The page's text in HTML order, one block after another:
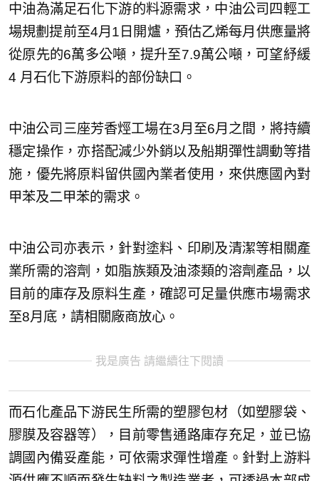
中油為滿足石化下游的料源需求，中油公司四輕工
場規劃提前至4月1日開爐，預估乙烯每月供應量將
從原先的6萬多公噸，提升至7.9萬公噸，可望紓緩
4 月石化下游原料的部份缺口。
中油公司三座芳香烴工場在3月至6月之間，將持續
穩定操作，亦搭配減少外銷以及船期彈性調動等措
施，優先將原料留供國內業者使用，來供應國內對
甲苯及二甲苯的需求。
中油公司亦表示，針對塗料、印刷及清潔等相關產
業所需的溶劑，如脂族類及油漆類的溶劑產品，以
目前的庫存及原料生產，確認可足量供應市場需求
至8月底，請相關廠商放心。
我是廣告 請繼續往下閱讀
而石化產品下游民生所需的塑膠包材（如塑膠袋、
膠膜及容器等），目前零售通路庫存充足，並已協
調國內備妥產能，可依需求彈性增產。針對上游料